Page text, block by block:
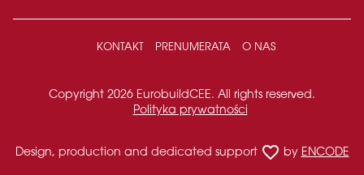
KONTAKT PRENUMERATA O NAS
Copyright 2026 EurobuildCEE. All rights reserved.
Polityka prywatności
Design, production and dedicated support favorite_border by ENCODE